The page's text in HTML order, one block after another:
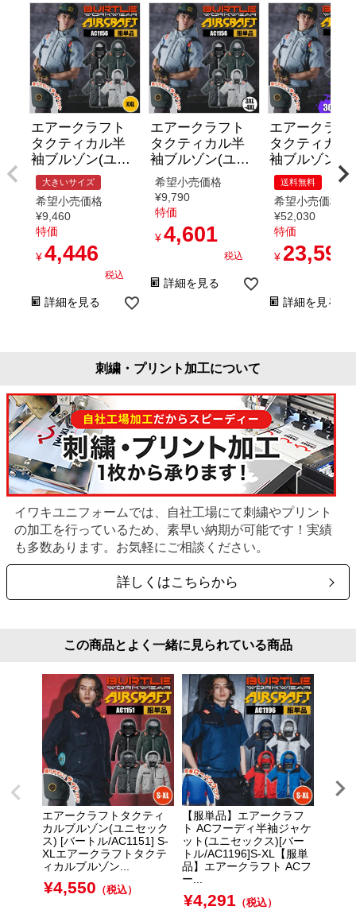
エアークラフト
タクティカル半
袖ブルゾン(ユニ
セックス)[バート
ル/AC1156] (XXL)
大きいサイズ
希望小売価格
¥9,460
特価
¥4,446
税込
詳細を見る
エアークラフト
タクティカル半
袖ブルゾン(ユニ
セックス)[バート
ル/AC1156] (3XL-
4XL)
希望小売価格
¥9,790
特価
¥4,601
税込
詳細を見る
エアークラフ
タクティカル
袖ブルゾン(
セックス)+フ
+バッテリー
ト[バート
ル/AC1156/
AC10-1] (S-
※2026年デバ
送料無料
希望小売価格
¥52,030
特価
¥ 23,596
詳細を見る
刺繍・プリント加工について
イワキユニフォームでは、自社工場にて刺繍やプリント
の加工を行っているため、素早い納期が可能です！実績
も多数あります。お気軽にご相談ください。
詳しくはこちらから
この商品とよく一緒に見られている商品
エアークラフトタクティ
カルブルゾン(ユニセック
ス) [バートル/AC1151] S-
XLエアークラフトタクテ
ィカルブルゾン...
¥4,550 （税込）
【服単品】エアークラフ
ト ACフーディ半袖ジャケ
ット(ユニセックス)[バー
トル/AC1196]S-XL【服単
品】エアークラフト ACフ
ー...
¥4,291 （税込）